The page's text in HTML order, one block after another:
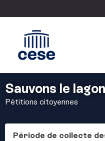
Sauvons le
Pétitions citoyennes
Période de collecte